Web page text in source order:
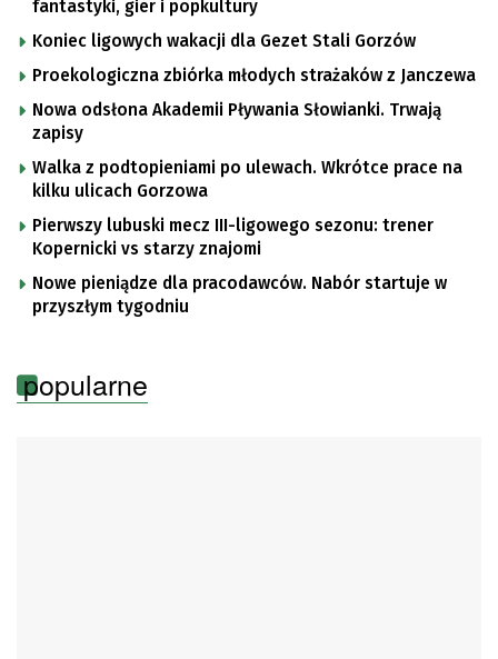
fantastyki, gier i popkultury
Koniec ligowych wakacji dla Gezet Stali Gorzów
Proekologiczna zbiórka młodych strażaków z Janczewa
Nowa odsłona Akademii Pływania Słowianki. Trwają
zapisy
Walka z podtopieniami po ulewach. Wkrótce prace na
kilku ulicach Gorzowa
Pierwszy lubuski mecz III-ligowego sezonu: trener
Kopernicki vs starzy znajomi
Nowe pieniądze dla pracodawców. Nabór startuje w
przyszłym tygodniu
popularne